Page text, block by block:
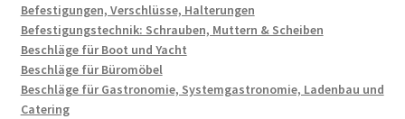
Befestigungen, Verschlüsse, Halterungen
Befestigungstechnik: Schrauben, Muttern & Scheiben
Beschläge für Boot und Yacht
Beschläge für Büromöbel
Beschläge für Gastronomie, Systemgastronomie, Ladenbau und
Catering